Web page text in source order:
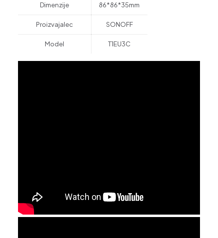
Dimenzije 86*86*35mm
Proizvajalec SONOFF
Model T1EU3C